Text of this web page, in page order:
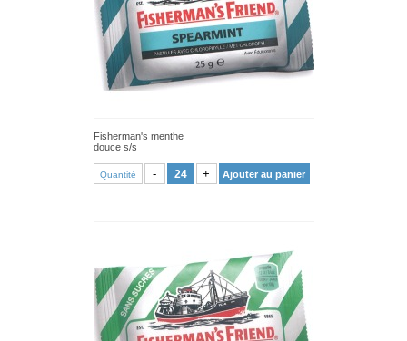
Fisherman's menthe
douce s/s
Quantité - + Ajouter au panier